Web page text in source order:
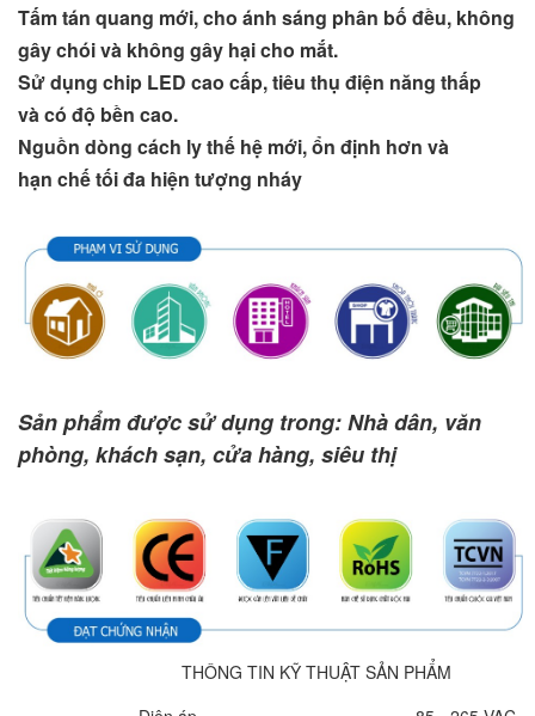
Tấm tán quang mới, cho ánh sáng phân bố đều, không
gây chói và không gây hại cho mắt.
Sử dụng chip LED cao cấp, tiêu thụ điện năng thấp
và có độ bền cao.
Nguồn dòng cách ly thế hệ mới, ổn định hơn và
hạn chế tối đa hiện tượng nháy
Sản phẩm được sử dụng trong: Nhà dân, văn
phòng, khách sạn, cửa hàng, siêu thị
THÔNG TIN KỸ THUẬT SẢN PHẨM